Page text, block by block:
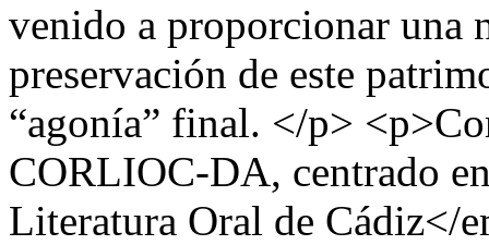
venido a proporcionar una
preservación de este
“agonía” final. </p>
CORLIOC-DA, centrado
Literatura Oral de Cádiz</